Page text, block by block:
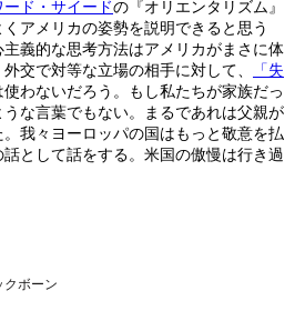
ード・サイードの『オリエンタリズム』
アメリカの姿勢を説明できると思う
義的な思考方法はアメリカがまさに体
交で対等な立場の相手に対して、
「失
わないだろう。もし私たちが家族だっ
な言葉でもない。まるであれは父親が
我々ヨーロッパの国はもっと敬意を払
として話をする。米国の傲慢は行き過
クボーン